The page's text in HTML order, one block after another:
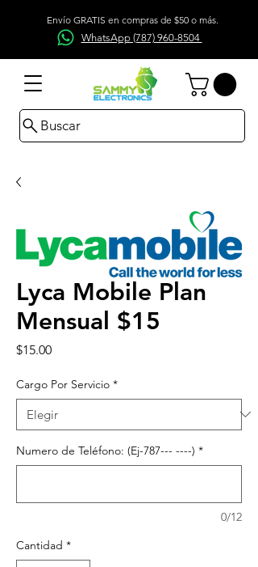
Envío GRATIS en compras de $50 o más.
WhatsApp (787) 960-8504
Buscar
Lyca Mobile Plan
Mensual $15
$15.00Precio
Cargo Por Servicio *
Numero de Teléfono: (Ej-787--- ----) *
0/12
Cantidad *